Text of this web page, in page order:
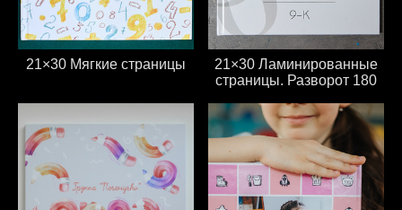
21×30 Мягкие страницы
21×30 Ламинированные
страницы. Разворот 180